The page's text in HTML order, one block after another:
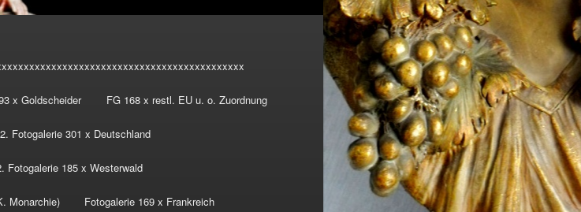
x Goldscheider FG 168 x restl. EU u. o. Zuordnung
2. Fotogalerie 301 x Deutschland
Fotogalerie 185 x Westerwald
Monarchie) Fotogalerie 169 x Frankreich